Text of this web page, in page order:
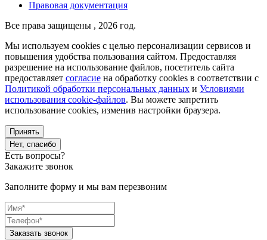
Правовая документация
Все права защищены , 2026 год.
Мы используем cookies с целью персонализации сервисов и
повышения удобства пользования сайтом. Предоставляя
разрешение на использование файлов, посетитель сайта
предоставляет согласие на обработку cookies в соответствии с
Политикой обработки персональных данных и Условиями
использования cookie-файлов. Вы можете запретить
использование cookies, изменив настройки браузера.
Принять
Нет, спасибо
Есть вопросы?
Закажите звонок
Заполните форму и мы вам перезвоним
Заказать звонок